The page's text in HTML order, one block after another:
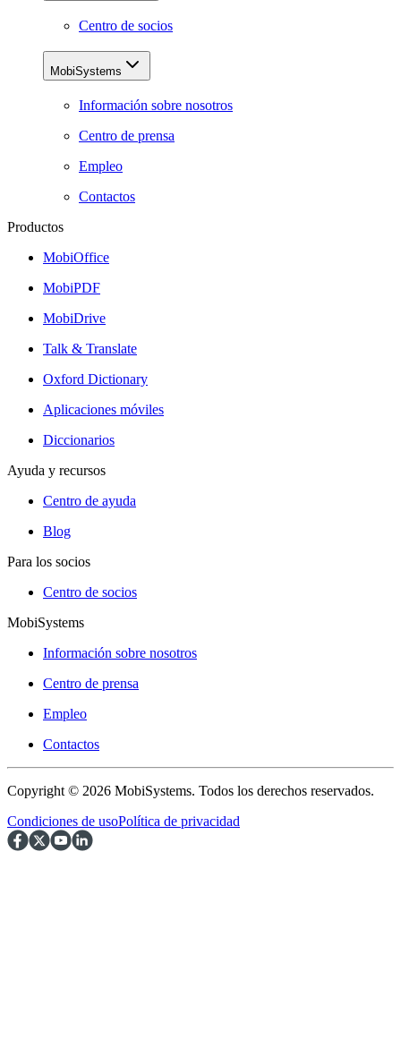
Centro de socios
MobiSystems
Información sobre nosotros
Centro de prensa
Empleo
Contactos
Productos
MobiOffice
MobiPDF
MobiDrive
Talk & Translate
Oxford Dictionary
Aplicaciones móviles
Diccionarios
Ayuda y recursos
Centro de ayuda
Blog
Para los socios
Centro de socios
MobiSystems
Información sobre nosotros
Centro de prensa
Empleo
Contactos
Copyright © 2026 MobiSystems. Todos los derechos reservados.
Condiciones de usoPolítica de privacidad